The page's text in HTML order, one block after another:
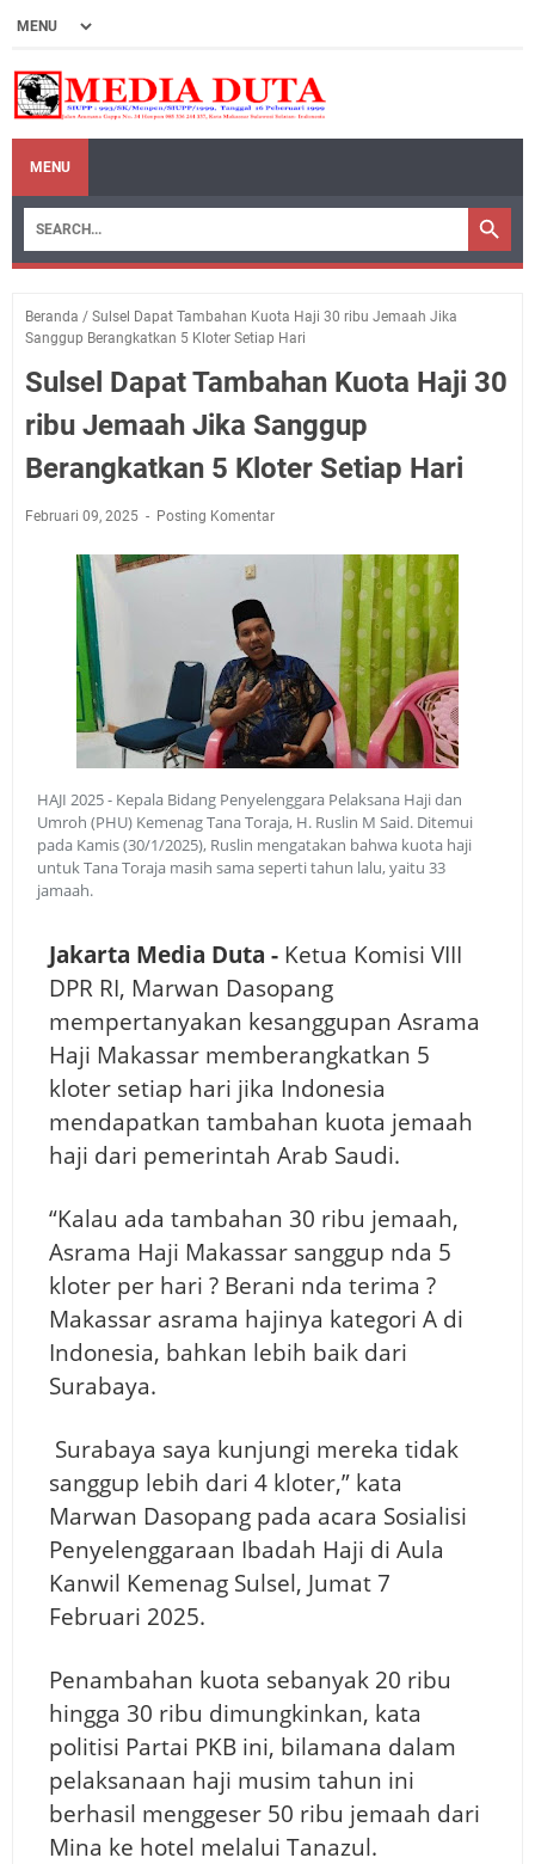
MENU
Beranda / Sulsel Dapat Tambahan Kuota Haji 30 ribu Jemaah Jika
Sanggup Berangkatkan 5 Kloter Setiap Hari
Sulsel Dapat Tambahan Kuota Haji 30
ribu Jemaah Jika Sanggup
Berangkatkan 5 Kloter Setiap Hari
Februari 09, 2025 Posting Komentar
HAJI 2025 - Kepala Bidang Penyelenggara Pelaksana Haji dan
Umroh (PHU) Kemenag Tana Toraja, H. Ruslin M Said. Ditemui
pada Kamis (30/1/2025), Ruslin mengatakan bahwa kuota haji
untuk Tana Toraja masih sama seperti tahun lalu, yaitu 33
jamaah.
Jakarta Media Duta - Ketua Komisi VIII
DPR RI, Marwan Dasopang
mempertanyakan kesanggupan Asrama
Haji Makassar memberangkatkan 5
kloter setiap hari jika Indonesia
mendapatkan tambahan kuota jemaah
haji dari pemerintah Arab Saudi.
“Kalau ada tambahan 30 ribu jemaah,
Asrama Haji Makassar sanggup nda 5
kloter per hari ? Berani nda terima ?
Makassar asrama hajinya kategori A di
Indonesia, bahkan lebih baik dari
Surabaya.
Surabaya saya kunjungi mereka tidak
sanggup lebih dari 4 kloter,” kata
Marwan Dasopang pada acara Sosialisi
Penyelenggaraan Ibadah Haji di Aula
Kanwil Kemenag Sulsel, Jumat 7
Februari 2025.
Penambahan kuota sebanyak 20 ribu
hingga 30 ribu dimungkinkan, kata
politisi Partai PKB ini, bilamana dalam
pelaksanaan haji musim tahun ini
berhasil menggeser 50 ribu jemaah dari
Mina ke hotel melalui Tanazul.